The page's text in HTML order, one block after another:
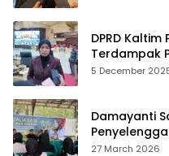
DPRD
Terdampak
Pusat
5 December
Damayanti
dan
27 March 2026